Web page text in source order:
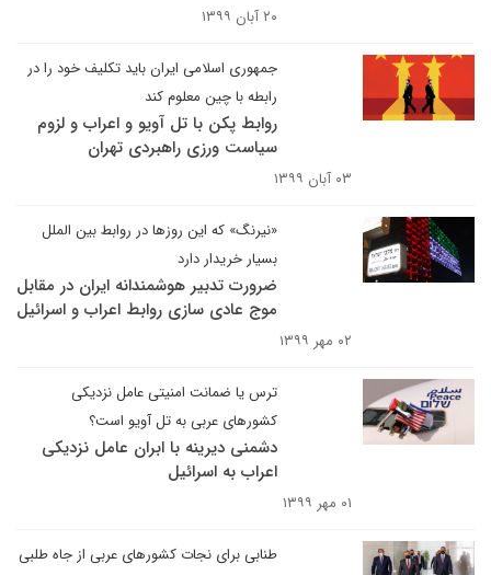
۲۰ آبان ۱۳۹۹
جمهوری اسلامی ایران باید تکلیف خود را در
رابطه با چین معلوم کند
روابط پکن با تل آویو و اعراب و لزوم
سیاست ورزی راهبردی تهران
۰۳ آبان ۱۳۹۹
«نیرنگ» که این روزها در روابط بین الملل
بسیار خریدار دارد
ضرورت تدبیر هوشمندانه ایران در مقابل
موج عادی سازی روابط اعراب و اسرائیل
۰۲ مهر ۱۳۹۹
ترس یا ضمانت امنیتی عامل نزدیکی
کشورهای عربی به تل آویو است؟
دشمنی دیرینه با ابران عامل نزدیکی
اعراب به اسرائیل
۰۱ مهر ۱۳۹۹
طنابی برای نجات کشورهای عربی از جاه طلبی